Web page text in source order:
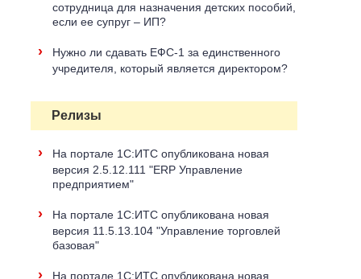
сотрудница для назначения детских пособий,
если ее супруг – ИП?
›
Нужно ли сдавать ЕФС-1 за единственного
учредителя, который является директором?
Релизы
›
На портале 1С:ИТС опубликована новая
версия 2.5.12.111 "ERP Управление
предприятием"
›
На портале 1С:ИТС опубликована новая
версия 11.5.13.104 "Управление торговлей
базовая"
›
На портале 1С:ИТС опубликована новая